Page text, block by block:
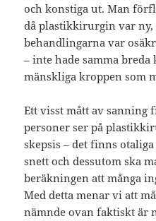
och konstiga ut. Man
då plastikkirurgin var ny,
behandlingarna var
– inte hade samma breda
mänskliga kroppen som
Ett visst mått av sanning
personer ser på
skepsis – det finns
snett och dessutom ska
beräkningen att många
Med detta menar vi att
nämnde ovan faktiskt är